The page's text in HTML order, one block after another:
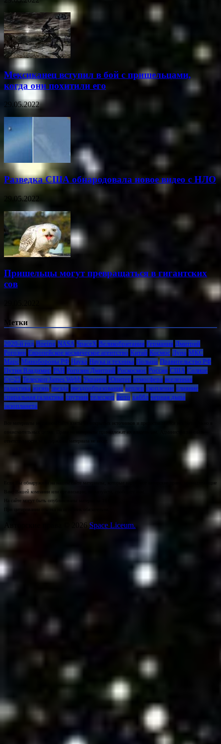
Мексиканец вступил в бой с пришельцами,
когда они похитили его
29.05.2022
Разведка США обнародовала новое видео с НЛО
29.05.2022
Пришельцы могут превращаться в гигантских
сов
Метки
2020-й год Boeing NASA SpaceX Великобритания Германия Дмитрий
Рогозин Европейское космическое агентство Китай Космос Луна МКС
Марс Минoбороны РФ Наука Наука и техника Польша Правительство РФ
Путин Владимир РАН Рогозин Дмитрий Роскосмос Россия США Солнце
Су-25 Телескоп James Webb Украина Юпитер атмосфера вселенная
галактика жизнь звезда звездообразование кеплер скопление слияние
спиральная галактика спутник телескоп фото хаббл черная дыра
экзопланета
Все материалы на данном сайте взяты из открытых источников и предоставляются исключительно в
ознакомительных целях. Права на материалы принадлежат их владельцам. Администрация сайта
ответственности за содержание материала не несет.
Если Вы обнаружили на нашем сайте материалы, которые нарушают авторские права, принадлежащие
Вам, Вашей компании или организации, пожалуйста, сообщите нам.
На сайте могут быть опубликованы материалы 18+!
При цитировании ссылка на источник обязательна.
Авторские права © 2026 Space Liceum.